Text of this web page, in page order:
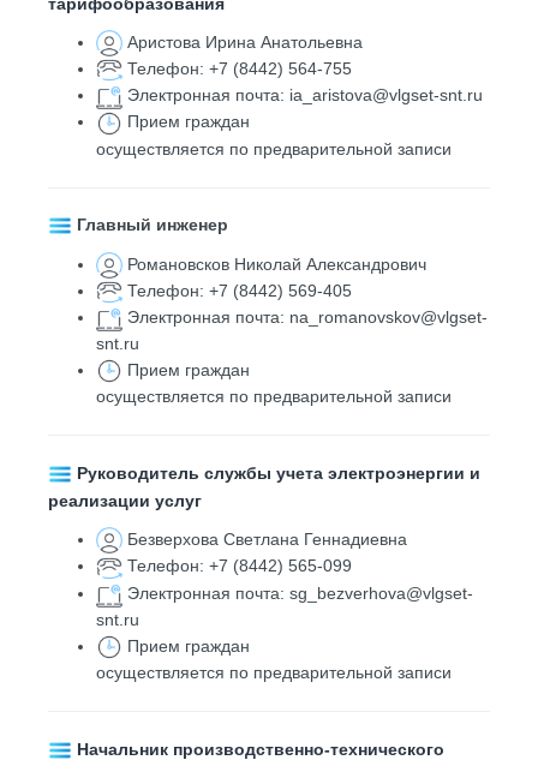
Аристова Ирина Анатольевна
Телефон: +7 (8442) 564-755
Электронная почта: ia_aristova@vlgset-snt.ru
Прием граждан
осуществляется по предварительной записи
Главный инженер
Романовсков Николай Александрович
Телефон: +7 (8442) 569-405
Электронная почта: na_romanovskov@vlgset-
snt .ru
Прием граждан
осуществляется по предварительной записи
Руководитель службы учета электроэнергии и
реализации услуг
Безверхова Светлана Геннадиевна
Телефон: +7 (8442) 565-099
Электронная почта: sg_bezverhova@vlgset-
snt.ru
Прием граждан
осуществляется по предварительной записи
Начальник производственно-технического